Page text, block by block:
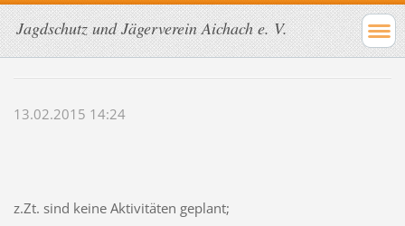
Jagdschutz und Jägerverein Aichach e. V.
13.02.2015 14:24
z.Zt. sind keine Aktivitäten geplant;